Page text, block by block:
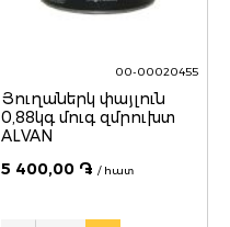
00-00020455
Յուղաներկ փայլուն
0,88կգ մուգ զմրուխտ
ALVAN
5 400,00 ֏ / հատ